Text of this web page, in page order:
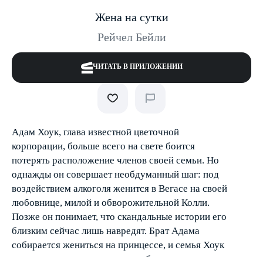
Жена на сутки
Рейчел Бейли
ЧИТАТЬ В ПРИЛОЖЕНИИ
Адам Хоук, глава известной цветочной
корпорации, больше всего на свете боится
потерять расположение членов своей семьи. Но
однажды он совершает необдуманный шаг: под
воздействием алкоголя женится в Вегасе на своей
любовнице, милой и обворожительной Колли.
Позже он понимает, что скандальные истории его
близким сейчас лишь навредят. Брат Адама
собирается жениться на принцессе, и семья Хоук